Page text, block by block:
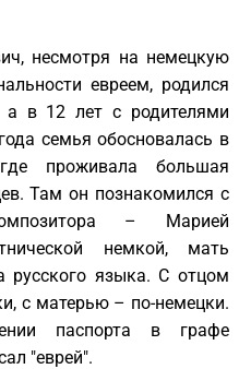
несмотря на немецкую
евреем, родился
а в 12 лет с родителями
семья обосновалась в
проживала большая
Там он познакомился с
– Марией
немкой, мать
русского языка. С отцом
с матерью – по-немецки.
паспорта в графе
"еврей".